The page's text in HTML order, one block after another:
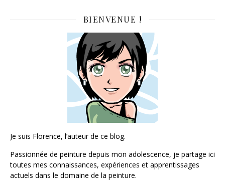
BIENVENUE !
Je suis Florence, l’auteur de ce blog.
Passionnée de peinture depuis mon adolescence, je partage ici
toutes mes connaissances, expériences et apprentissages
actuels dans le domaine de la peinture.